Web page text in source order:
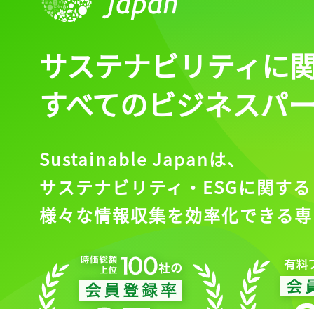
サステナビリティに
すべてのビジネスパ
Sustainable Japanは、
サステナビリティ・ESGに関する
様々な情報収集を効率化できる